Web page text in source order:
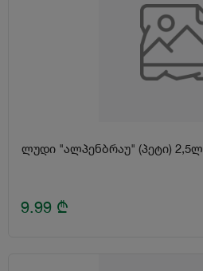
ლუდი "ალპენბრაუ" (პეტი) 2,5ლ
9.99 ₾